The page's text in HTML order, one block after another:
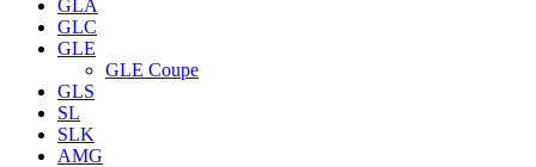
GLA
GLC
GLE
GLE Coupe
GLS
SL
SLK
AMG